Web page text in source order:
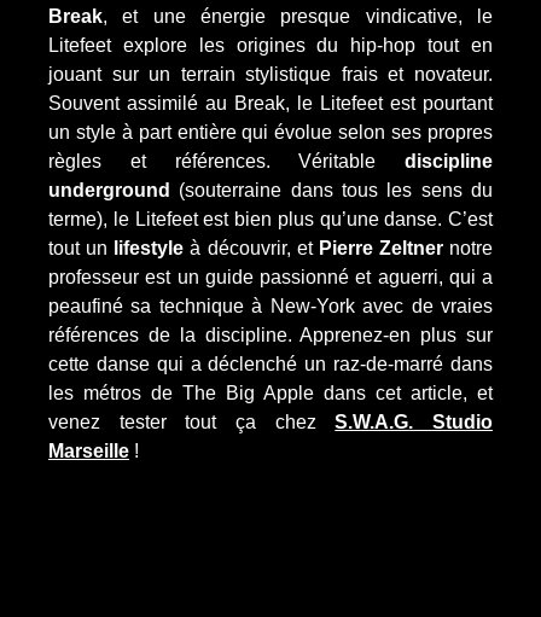
Break, et une énergie presque vindicative, le
Litefeet explore les origines du hip-hop tout en
jouant sur un terrain stylistique frais et novateur.
Souvent assimilé au Break, le Litefeet est pourtant
un style à part entière qui évolue selon ses propres
règles et références. Véritable discipline
underground
(souterraine dans tous les sens du
terme), le Litefeet est bien plus qu’une danse. C’est
tout un
lifestyle à découvrir, et Pierre Zeltnernotre
professeur est un guide passionné et aguerri, qui a
peaufiné sa technique à New-York avec de vraies
références de la discipline. Apprenez-en plus sur
cette danse qui a déclenché un raz-de-marré dans
les métros de The Big Apple dans cet article, et
venez tester tout ça chezS.W.A.G. Studio
Marseille !